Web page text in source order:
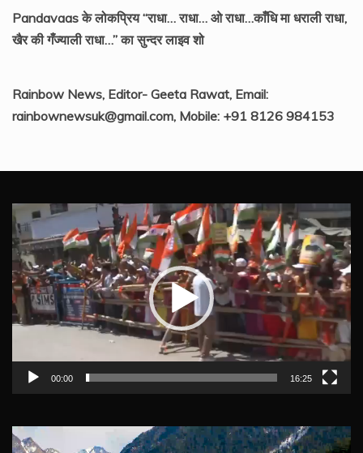
Pandavaas के लोकप्रिय “राधा… राधा… ओ राधा…काँधि मा धराली राधा,
खैर की गँज्याली राधा…” का सुन्दर लाइव शो
Rainbow News, Editor- Geeta Rawat, Email:
rainbownewsuk@gmail.com, Mobile: +91 8126 984153
Video
Player
00:00 16:25
Video